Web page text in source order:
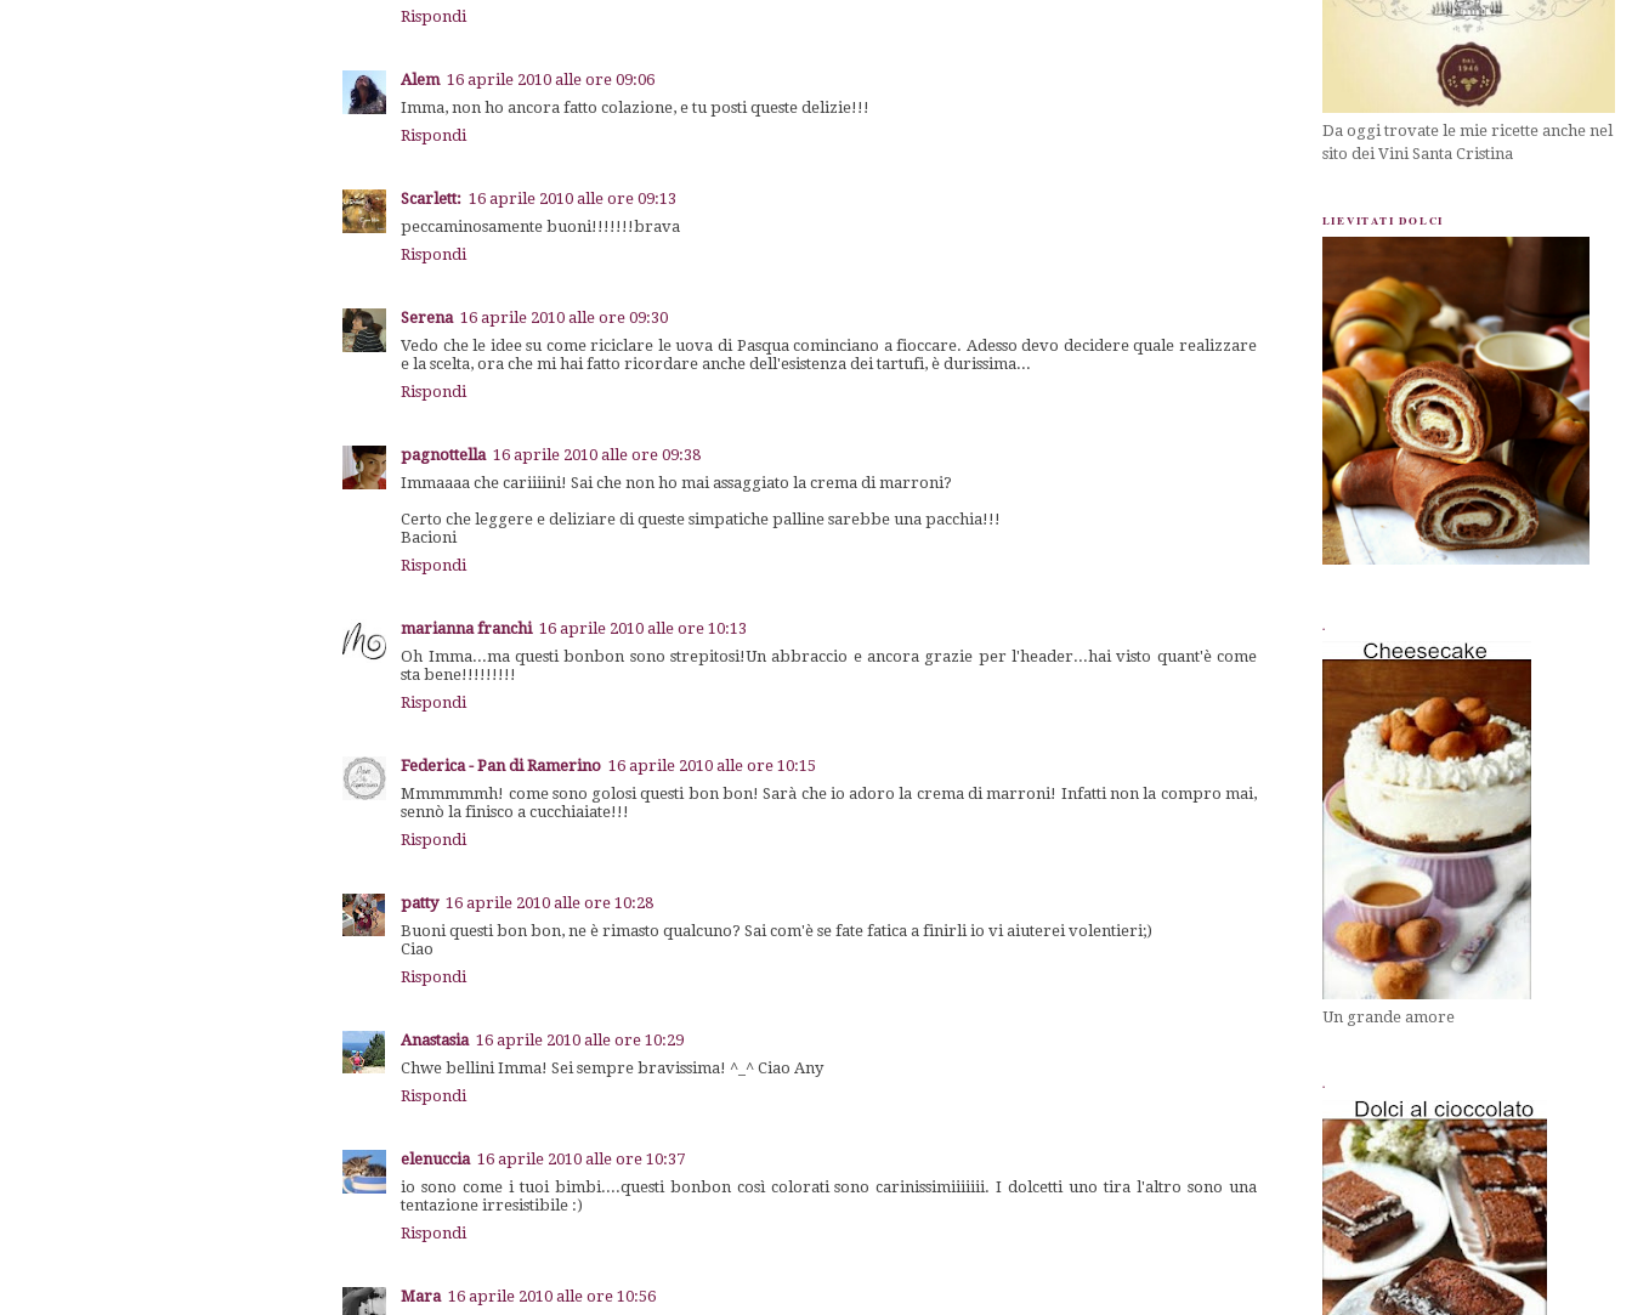
Rispondi
Alem 16 aprile 2010 alle ore 09:06
Imma, non ho ancora fatto colazione, e tu posti queste delizie!!!
Rispondi
Scarlett: 16 aprile 2010 alle ore 09:13
peccaminosamente buoni!!!!!!!brava
Rispondi
Serena 16 aprile 2010 alle ore 09:30
Vedo che le idee su come riciclare le uova di Pasqua cominciano a fioccare. Adesso devo decidere quale realizzare
e la scelta, ora che mi hai fatto ricordare anche dell'esistenza dei tartufi, è durissima...
Rispondi
pagnottella 16 aprile 2010 alle ore 09:38
Immaaaa che cariiiini! Sai che non ho mai assaggiato la crema di marroni?
Certo che leggere e deliziare di queste simpatiche palline sarebbe una pacchia!!!
Bacioni
Rispondi
marianna franchi 16 aprile 2010 alle ore 10:13
Oh Imma...ma questi bonbon sono strepitosi!Un abbraccio e ancora grazie per l'header...hai visto quant'è come
sta bene!!!!!!!!!
Rispondi
Federica - Pan di Ramerino 16 aprile 2010 alle ore 10:15
Mmmmmmh! come sono golosi questi bon bon! Sarà che io adoro la crema di marroni! Infatti non la compro mai,
sennò la finisco a cucchiaiate!!!
Rispondi
patty 16 aprile 2010 alle ore 10:28
Buoni questi bon bon, ne è rimasto qualcuno? Sai com'è se fate fatica a finirli io vi aiuterei volentieri;)
Ciao
Rispondi
Anastasia 16 aprile 2010 alle ore 10:29
Chwe bellini Imma! Sei sempre bravissima! ^_^ Ciao Any
Rispondi
elenuccia 16 aprile 2010 alle ore 10:37
io sono come i tuoi bimbi....questi bonbon così colorati sono carinissimiiiiiii. I dolcetti uno tira l'altro sono una
tentazione irresistibile :)
Rispondi
Mara 16 aprile 2010 alle ore 10:56
Da oggi trovate le mie ricette anche nel
sito dei Vini Santa Cristina
LIEVITATI DOLCI
.
Un grande amore
.